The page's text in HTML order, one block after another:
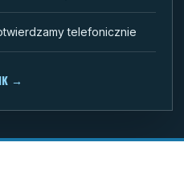
telefonicznie
→